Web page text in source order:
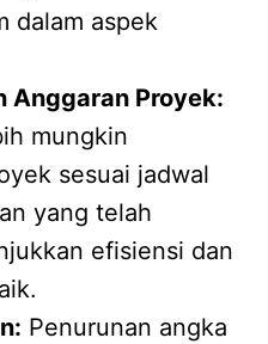
dalam aspek
Anggaran Proyek:
mungkin
sesuai jadwal
yang telah
efisiensi dan
Penurunan angka